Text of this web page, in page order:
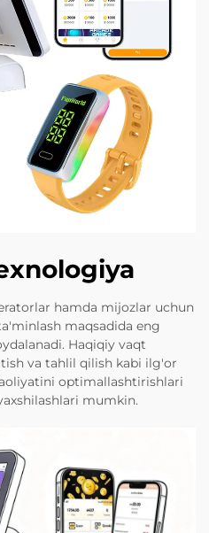
hamda mijozlar uchun
maqsadida eng
Haqiqiy vaqt
va tahlil qilish kabi ilg'or
optimallashtirishlari
mumkin.